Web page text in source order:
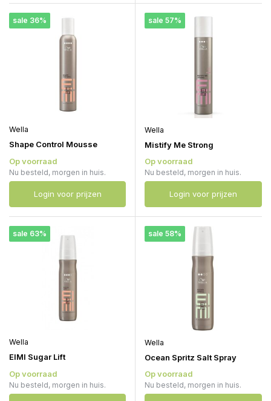
sale 36%
Wella
Shape Control Mousse
Op voorraad
Nu besteld, morgen in huis.
Login voor prijzen
sale 57%
Wella
Mistify Me Strong
Op voorraad
Nu besteld, morgen in huis.
Login voor prijzen
sale 63%
Wella
EIMI Sugar Lift
Op voorraad
Nu besteld, morgen in huis.
sale 58%
Wella
Ocean Spritz Salt Spray
Op voorraad
Nu besteld, morgen in huis.